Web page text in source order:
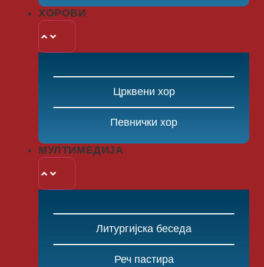
ХОРОВИ
Црквени хор
Певнички хор
МУЛТИМЕДИЈА
Литургијска беседа
Реч пастира